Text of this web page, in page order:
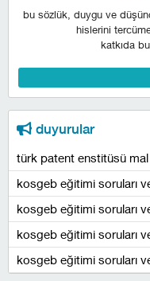
bu sözlük, duygu ve
hislerini
katkıda
duyurular
türk patent enstitüsü mal
kosgeb eğitimi soruları
kosgeb eğitimi soruları
kosgeb eğitimi soruları
kosgeb eğitimi soruları